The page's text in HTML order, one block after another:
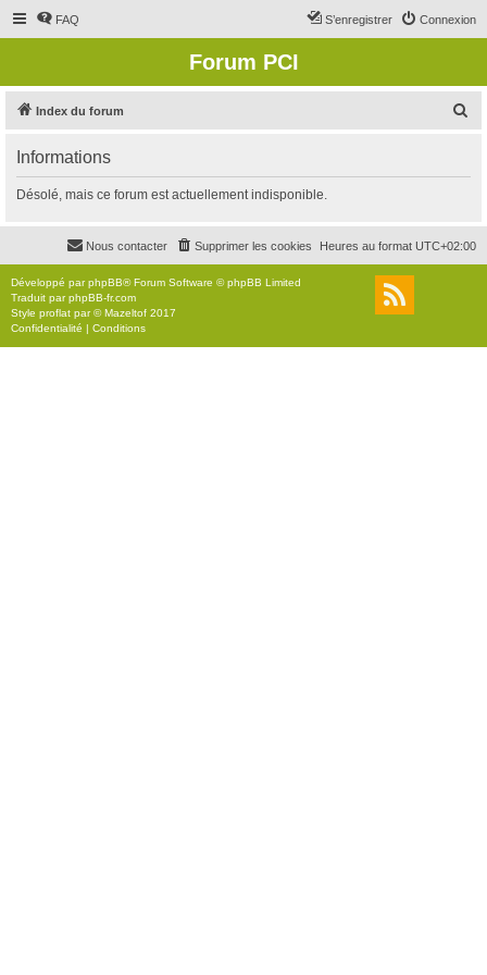
FAQ Connexion
S’enregistrer
Forum PCI
Index du forum
r
c
r
Informations
Désolé, mais ce forum est actuellement indisponible.
Heures au format UTC+02:00
Supprimer les cookies
Nous contacter
Développé parphpBB® Forum Software © phpBB Limited
Traduit parphpBB-fr.com
Style proflat par ©Mazeltof 2017
Confidentialité | Conditions